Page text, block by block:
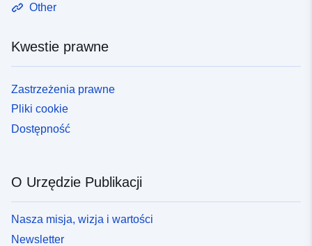
Other
Kwestie prawne
Zastrzeżenia prawne
Pliki cookie
Dostępność
O Urzędzie Publikacji
Nasza misja, wizja i wartości
Newsletter